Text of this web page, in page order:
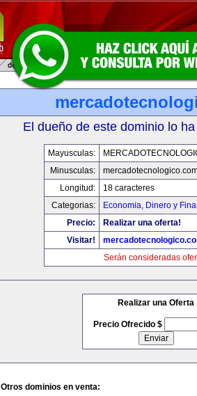
El dueño de este dominio lo
Mayusculas:
Minusculas:
Longitud:
18 caracteres
Categorias:
Economia, Dinero y
Precio:
Realizar una oferta!
Visitar!
Serán consideradas
Realizar una Oferta
Precio Ofrecido $
Otros dominios en venta: